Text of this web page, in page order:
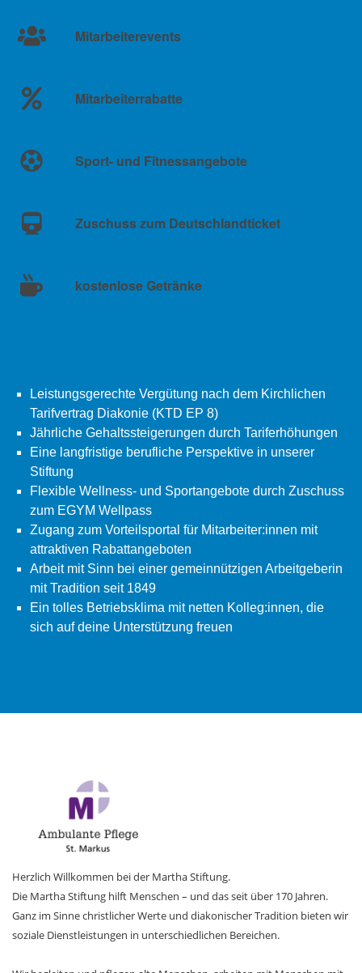
Mitarbeiterevents
Mitarbeiterrabatte
Sport- und Fitnessangebote
Zuschuss zum Deutschlandticket
kostenlose Getränke
Leistungsgerechte Vergütung nach dem Kirchlichen
Tarifvertrag Diakonie (KTD EP 8)
Jährliche Gehaltssteigerungen durch Tariferhöhungen
Eine langfristige berufliche Perspektive in unserer
Stiftung
Flexible Wellness- und Sportangebote durch Zuschuss
zum EGYM Wellpass
Zugang zum Vorteilsportal für Mitarbeiter:innen mit
attraktiven Rabattangeboten
Arbeit mit Sinn bei einer gemeinnützigen Arbeitgeberin
mit Tradition seit 1849
Ein tolles Betriebsklima mit netten Kolleg:innen, die
sich auf deine Unterstützung freuen
Herzlich Willkommen bei der Martha Stiftung.
Die Martha Stiftung hilft Menschen – und das seit über 170 Jahren.
Ganz im Sinne christlicher Werte und diakonischer Tradition bieten wir
soziale Dienstleistungen in unterschiedlichen Bereichen.